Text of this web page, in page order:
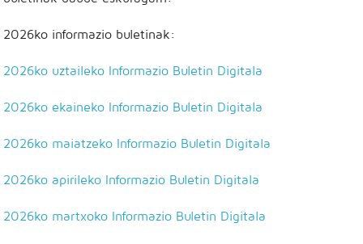
2026ko informazio buletinak:
2026ko uztaileko Informazio Buletin Digitala
2026ko ekaineko Informazio Buletin Digitala
2026ko maiatzeko Informazio Buletin Digitala
2026ko apirileko Informazio Buletin Digitala
2026ko martxoko Informazio Buletin Digitala